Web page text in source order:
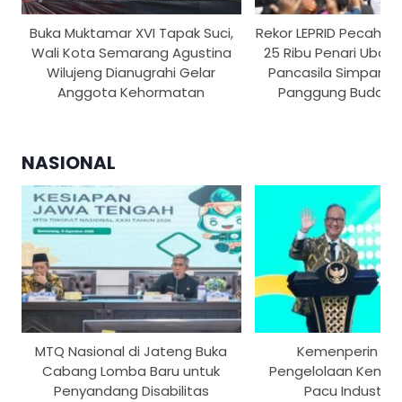
Buka Muktamar XVI Tapak Suci,
Wali Kota Semarang Agustina
Wilujeng Dianugrahi Gelar
Anggota Kehormatan
Rekor LEPRID Pecah
25 Ribu Penari Ubah
Pancasila Simpang
Panggung
NASIONAL
MTQ Nasional di Jateng Buka
Cabang Lomba Baru untuk
Penyandang Disabilitas
Kemenperin
Pengelolaan
Pacu Industri